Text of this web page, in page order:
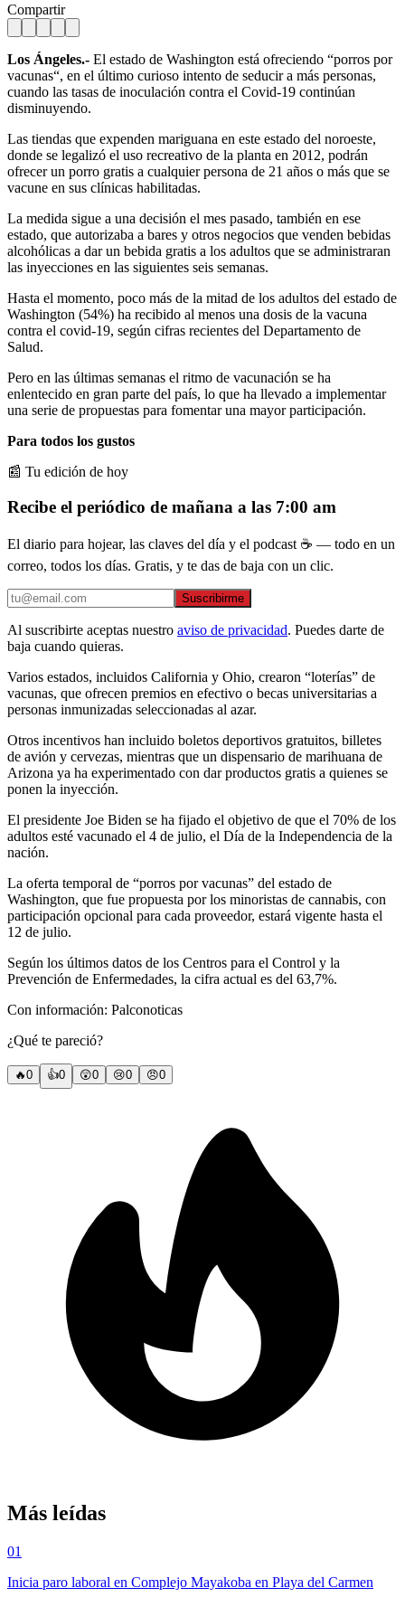
Compartir
Los Ángeles.- El estado de Washington está ofreciendo “porros por
vacunas“, en el último curioso intento de seducir a más personas,
cuando las tasas de inoculación contra el Covid-19 continúan
disminuyendo.
Las tiendas que expenden mariguana en este estado del noroeste,
donde se legalizó el uso recreativo de la planta en 2012, podrán
ofrecer un porro gratis a cualquier persona de 21 años o más que se
vacune en sus clínicas habilitadas.
La medida sigue a una decisión el mes pasado, también en ese
estado, que autorizaba a bares y otros negocios que venden bebidas
alcohólicas a dar un bebida gratis a los adultos que se administraran
las inyecciones en las siguientes seis semanas.
Hasta el momento, poco más de la mitad de los adultos del estado de
Washington (54%) ha recibido al menos una dosis de la vacuna
contra el covid-19, según cifras recientes del Departamento de
Salud.
Pero en las últimas semanas el ritmo de vacunación se ha
enlentecido en gran parte del país, lo que ha llevado a implementar
una serie de propuestas para fomentar una mayor participación.
Para todos los gustos
📰 Tu edición de hoy
Recibe el periódico de mañana a las 7:00 am
El diario para hojear, las claves del día y el podcast ☕ — todo en un
correo, todos los días. Gratis, y te das de baja con un clic.
Suscribirme
Al suscribirte aceptas nuestro aviso de privacidad. Puedes darte de
baja cuando quieras.
Varios estados, incluidos California y Ohio, crearon “loterías” de
vacunas, que ofrecen premios en efectivo o becas universitarias a
personas inmunizadas seleccionadas al azar.
Otros incentivos han incluido boletos deportivos gratuitos, billetes
de avión y cervezas, mientras que un dispensario de marihuana de
Arizona ya ha experimentado con dar productos gratis a quienes se
ponen la inyección.
El presidente Joe Biden se ha fijado el objetivo de que el 70% de los
adultos esté vacunado el 4 de julio, el Día de la Independencia de la
nación.
La oferta temporal de “porros por vacunas” del estado de
Washington, que fue propuesta por los minoristas de cannabis, con
participación opcional para cada proveedor, estará vigente hasta el
12 de julio.
Según los últimos datos de los Centros para el Control y la
Prevención de Enfermedades, la cifra actual es del 63,7%.
Con información: Palconoticas
¿Qué te pareció?
🔥0 👍0 😲0 😢0 😠0
Más leídas
01
Inicia paro laboral en Complejo Mayakoba en Playa del Carmen